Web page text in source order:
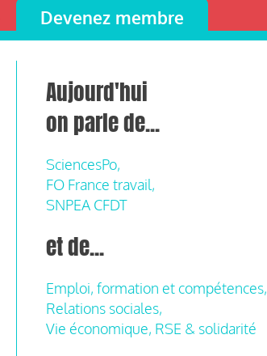
Devenez membre
Aujourd'hui
on parle de...
SciencesPo,
FO France travail,
SNPEA CFDT
et de...
Emploi, formation et compétences,
Relations sociales,
Vie économique, RSE & solidarité